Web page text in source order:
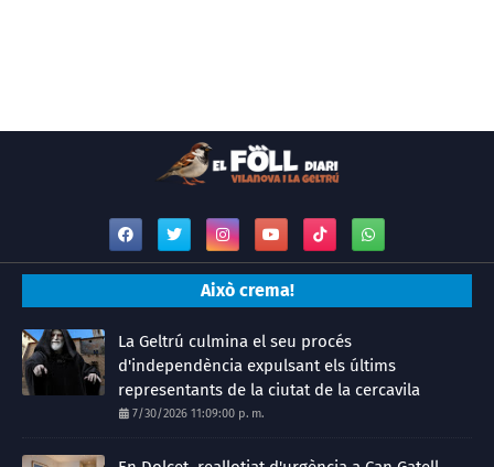
Això crema!
La Geltrú culmina el seu procés
d'independència expulsant els últims
representants de la ciutat de la cercavila
7/30/2026 11:09:00 p. m.